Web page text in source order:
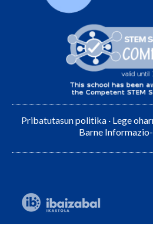
Pribatutasun politika · Lege
Barne